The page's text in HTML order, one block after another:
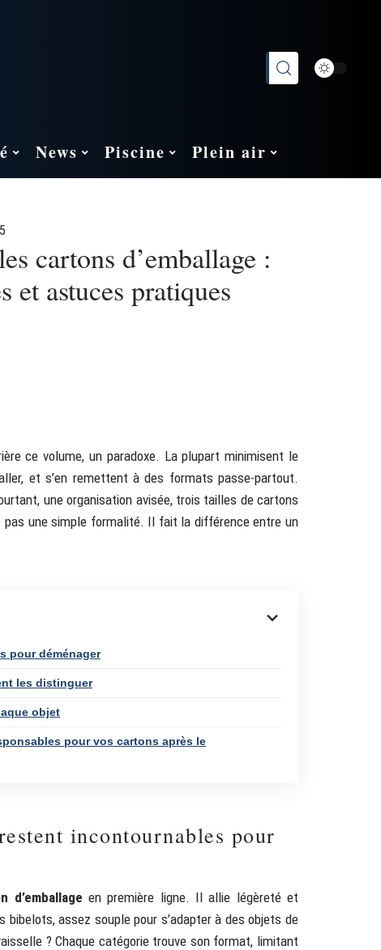
News Piscine Plein air
cartons d’emballage :
et astuces pratiques
ce volume, un paradoxe. La plupart minimisent le
et s’en remettent à des formats passe-partout.
une organisation avisée, trois tailles de cartons
pas une simple formalité. Il fait la différence entre un
pour déménager
les distinguer
objet
pour vos cartons après le
incontournables pour
d’emballage en première ligne. Il allie légèreté et
assez souple pour s’adapter à des objets de
? Chaque catégorie trouve son format, limitant